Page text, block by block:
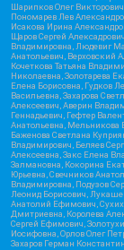
Шарипков Олег
Пономарев Лев
Исакова Ирина
Щаров Сергей
Владимировна, Людевиг
Анатольевич, Верховский
Кочеткова Татьяна
Николаевна, Золотарева
Елена Борисовна, Гудков
Васильевна, Захарова
Алексеевич, Аверин
Геннадьевич, Гефтер
Анатольевна, Мельникова
Баженова Светлана
Владимирович, Беляев
Алексеевна, Закс Елена
Залмановна, Кокорина
Юрьевна, Свечников
Владимировна, Подузов
Леонид Борисович,
Анатолий Ефимович, Сухих
Дмитриевна, Королева
Сергей Ефимович,
Иосифовна, Орлов Олег
Захаров Герман